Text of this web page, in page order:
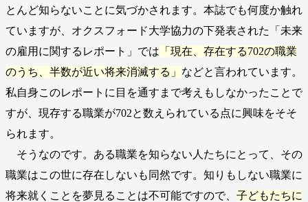
とんど知らないことに気づかされます。本誌でも何度か触れ
ていますが、オクスフォード大学協力の下発表された「未来
の雇用に関するレポート」では 「現在、存在する702の職業
のうち、半数が近い将来消滅する」 などと言われています。
私自身このレポートに目を通すまで考えもしなかったことで
すが、現存する職業が702と数えられている点に興味をそそ
られます。
そうなのです。ある職業を知らない人たちにとって、その
職業はこの世に存在しないも同然です。知りもしない職業に
将来就くことを夢見ることは不可能ですので、 子どもたちに